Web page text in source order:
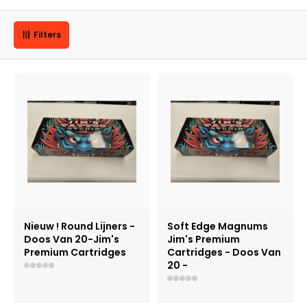
Filters
Nieuw ! Round Lijners -
Doos Van 20-Jim's
Premium Cartridges
Soft Edge Magnums
Jim's Premium
Cartridges - Doos Van
20 -